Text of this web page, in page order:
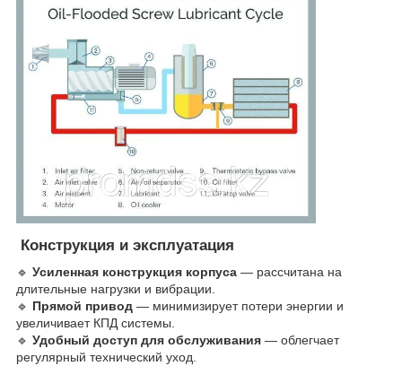
Конструкция и эксплуатация
🔹 Усиленная конструкция корпуса — рассчитана на
длительные нагрузки и вибрации.
🔹 Прямой привод — минимизирует потери энергии и
увеличивает КПД системы.
🔹 Удобный доступ для обслуживания — облегчает
регулярный технический уход.